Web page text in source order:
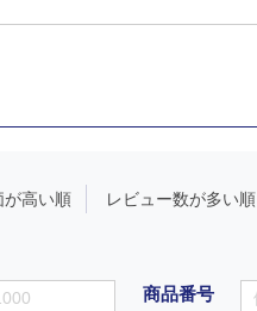
が高い順 レビュー数が多い順
商品番号